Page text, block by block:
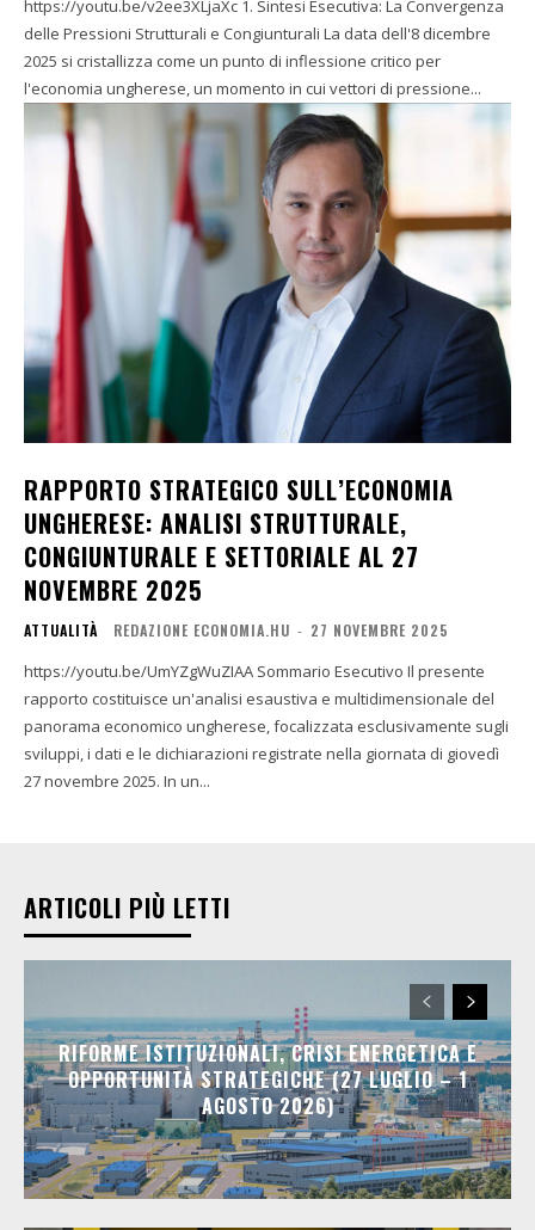
https://youtu.be/v2ee3XLjaXc 1. Sintesi Esecutiva: La Convergenza
delle Pressioni Strutturali e Congiunturali La data dell'8 dicembre
2025 si cristallizza come un punto di inflessione critico per
l'economia ungherese, un momento in cui vettori di pressione...
RAPPORTO STRATEGICO SULL’ECONOMIA
UNGHERESE: ANALISI STRUTTURALE,
CONGIUNTURALE E SETTORIALE AL 27
NOVEMBRE 2025
ATTUALITÀ REDAZIONE ECONOMIA.HU - 27 NOVEMBRE 2025
https://youtu.be/UmYZgWuZIAA Sommario Esecutivo Il presente
rapporto costituisce un'analisi esaustiva e multidimensionale del
panorama economico ungherese, focalizzata esclusivamente sugli
sviluppi, i dati e le dichiarazioni registrate nella giornata di giovedì
27 novembre 2025. In un...
ARTICOLI PIÙ LETTI
RIFORME ISTITUZIONALI, CRISI ENERGETICA E
OPPORTUNITÀ STRATEGICHE (27 LUGLIO – 1
AGOSTO 2026)